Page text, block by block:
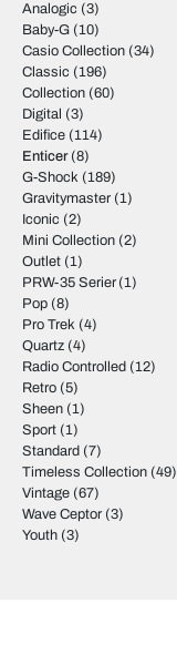
Analogic (3)
Baby-G (10)
Casio Collection (34)
Classic (196)
Collection (60)
Digital (3)
Edifice (114)
Enticer(8)
G-Shock (189)
Gravitymaster (1)
Iconic (2)
Mini Collection (2)
Outlet (1)
PRW-35 Serier(1)
Pop (8)
Pro Trek (4)
Quartz (4)
Radio Controlled (12)
Retro (5)
Sheen (1)
Sport (1)
Standard (7)
Timeless Collection (49)
Vintage (67)
Wave Ceptor (3)
Youth (3)